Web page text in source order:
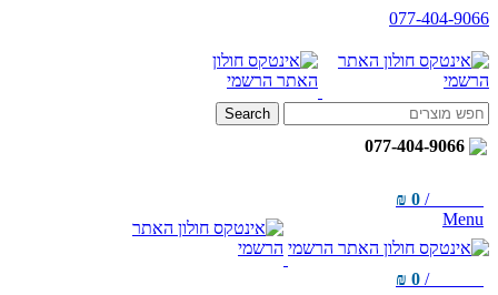
077-404-9066
Search
077-404-9066
/
₪ 0
Menu
/
₪ 0